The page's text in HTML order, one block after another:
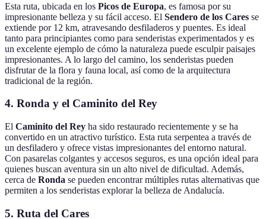
Esta ruta, ubicada en los Picos de Europa, es famosa por su
impresionante belleza y su fácil acceso. El Sendero de los Cares se
extiende por 12 km, atravesando desfiladeros y puentes. Es ideal
tanto para principiantes como para senderistas experimentados y es
un excelente ejemplo de cómo la naturaleza puede esculpir paisajes
impresionantes. A lo largo del camino, los senderistas pueden
disfrutar de la flora y fauna local, así como de la arquitectura
tradicional de la región.
4. Ronda y el Caminito del Rey
El Caminito del Rey ha sido restaurado recientemente y se ha
convertido en un atractivo turístico. Esta ruta serpentea a través de
un desfiladero y ofrece vistas impresionantes del entorno natural.
Con pasarelas colgantes y accesos seguros, es una opción ideal para
quienes buscan aventura sin un alto nivel de dificultad. Además,
cerca de Ronda se pueden encontrar múltiples rutas alternativas que
permiten a los senderistas explorar la belleza de Andalucía.
5. Ruta del Cares